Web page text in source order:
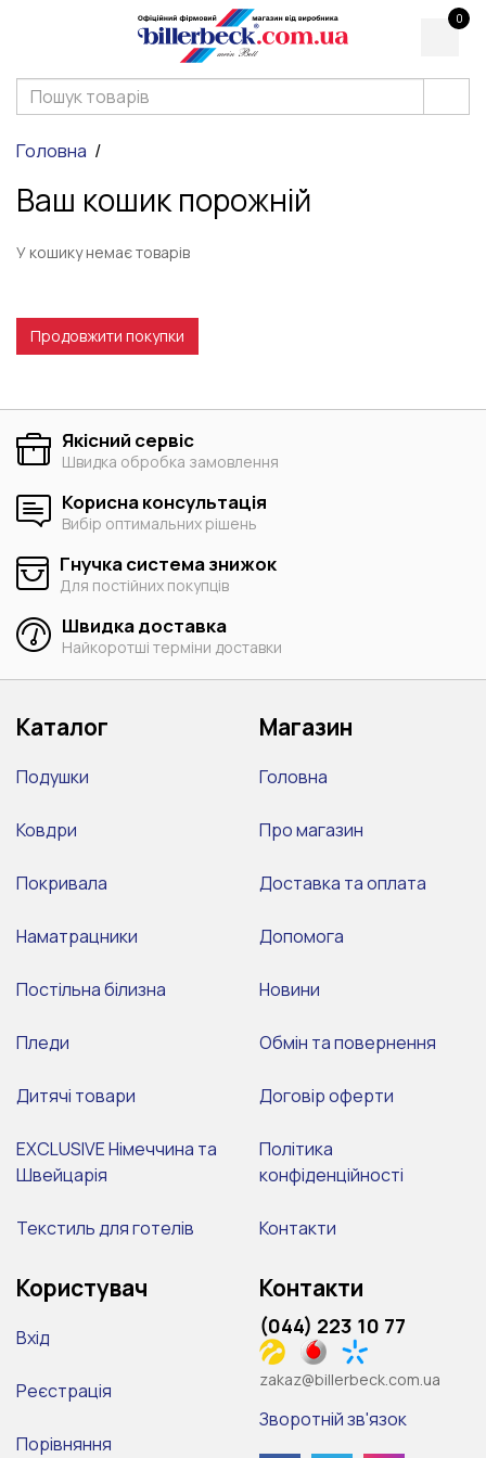
0
Головна
Ваш кошик порожній
У кошику немає товарів
Продовжити покупки
Якісний сервіс
Швидка обробка замовлення
Корисна консультація
Вибір оптимальних рішень
Гнучка система знижок
Для постійних покупців
Швидка доставка
Найкоротші терміни доставки
Каталог
Подушки
Ковдри
Покривала
Наматрацники
Постільна білизна
Пледи
Дитячі товари
EXCLUSIVE Німеччина та
Швейцарія
Текстиль для готелів
Магазин
Головна
Про магазин
Доставка та оплата
Допомога
Новини
Обмін та повернення
Договір оферти
Політика
конфіденційності
Контакти
Користувач
Вхід
Реєстрація
Порівняння
Контакти
(044) 223 10 77
zakaz@billerbeck.com.ua
Зворотній зв'язок